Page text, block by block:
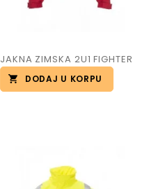
JAKNA ZIMSKA 2U1 FIGHTER
DODAJ U KORPU